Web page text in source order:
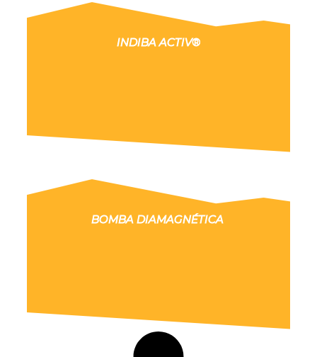
INDIBA ACTIV®
BOMBA DIAMAGNÉTICA